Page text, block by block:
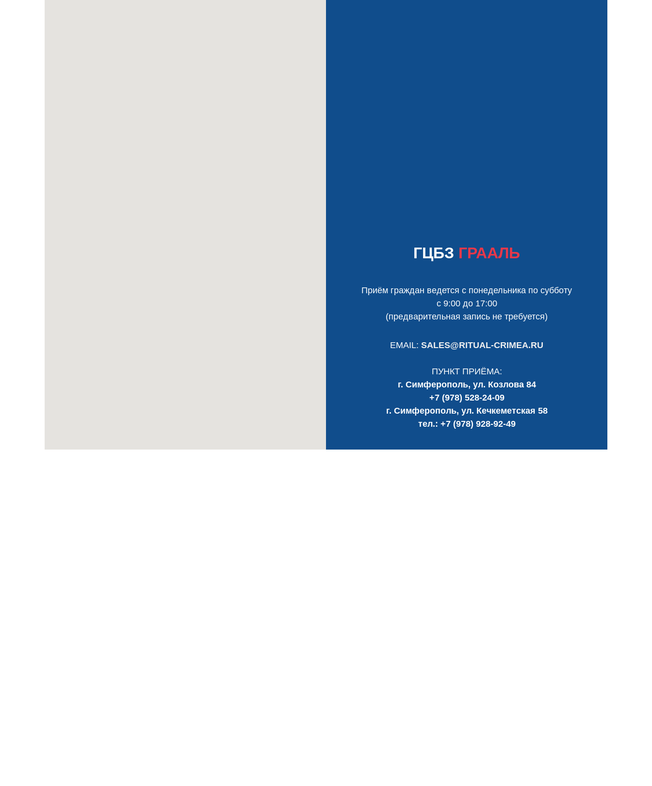
ГЦБЗ ГРААЛЬ
Приём граждан ведется с понедельника по субботу
с 9:00 до 17:00
(предварительная запись не требуется)
EMAIL: SALES@RITUAL-CRIMEA.RU
ПУНКТ ПРИЁМА:
г. Симферополь, ул. Козлова 84
+7 (978) 528-24-09
г. Симферополь, ул. Кечкеметская 58
тел.: +7 (978) 928-92-49